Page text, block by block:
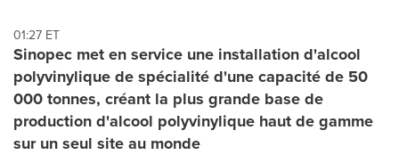
01:27 ET
Sinopec met en service une installation d'alcool
polyvinylique de spécialité d'une capacité de 50
000 tonnes, créant la plus grande base de
production d'alcool polyvinylique haut de gamme
sur un seul site au monde